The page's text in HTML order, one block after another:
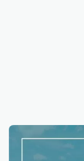
スポーツ選手